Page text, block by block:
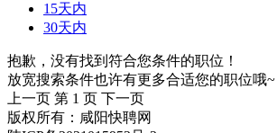
15天内
30天内
抱歉，没有找到符合您条件的职位！
放宽搜索条件也许有更多合适您的职位哦~
上一页 第 1 页 下一页
版权所有：咸阳快聘网